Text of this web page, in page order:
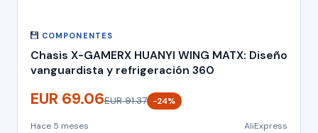
COMPONENTES
Chasis X-GAMERX HUANYI WING MATX: Diseño
vanguardista y refrigeración 360
EUR 69.06EUR 91.37 −24%
Hace 5 meses AliExpress